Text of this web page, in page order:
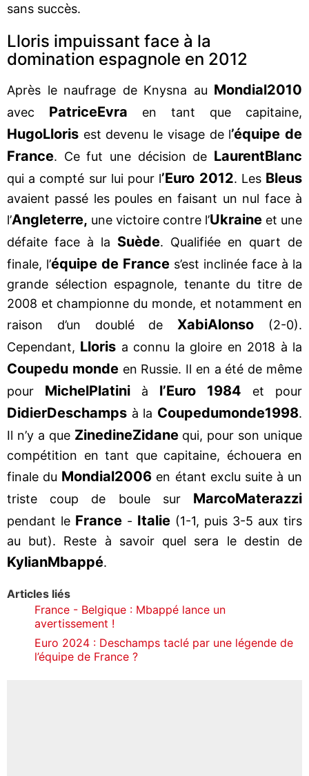
sans succès.
Lloris impuissant face à la
domination espagnole en 2012
Après le naufrage de Knysna au Mondial2010
avec PatriceEvra en tant que capitaine,
HugoLloris est devenu le visage de l’équipe de
France. Ce fut une décision de LaurentBlanc
qui a compté sur lui pour l’Euro 2012. Les Bleus
avaient passé les poules en faisant un nul face à
l’Angleterre, une victoire contre l’Ukraine et une
défaite face à la Suède. Qualifiée en quart de
finale, l’équipe de France s’est inclinée face à la
grande sélection espagnole, tenante du titre de
2008 et championne du monde, et notamment en
raison d’un doublé deXabiAlonso (2-0).
Cependant, Lloris a connu la gloire en 2018 à la
Coupedu mondeen Russie. Il en a été de même
pour MichelPlatini à l’Euro 1984 et pour
DidierDeschamps à la Coupedumonde1998.
Il n’y a que ZinedineZidanequi, pour son unique
compétition en tant que capitaine, échouera en
finale du Mondial2006 en étant exclu suite à un
triste coup de boule sur MarcoMaterazzi
pendant le France - Italie (1-1, puis 3-5 aux tirs
au but). Reste à savoir quel sera le destin de
KylianMbappé.
Articles liés
France - Belgique : Mbappé lance un
avertissement !
Euro 2024 : Deschamps taclé par une légende de
l’équipe de France ?